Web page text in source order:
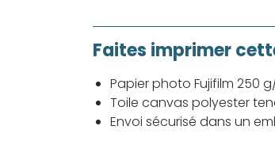
Faites imprimer
Papier photo Fujifilm 250
Toile canvas polyester
Envoi sécurisé dans un